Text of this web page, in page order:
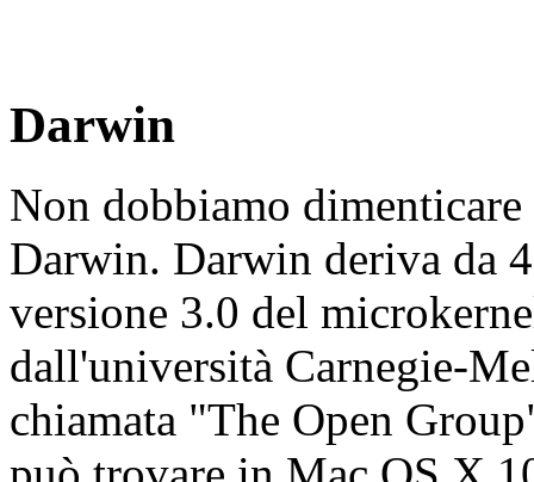
Darwin
Non dobbiamo
Darwin. Darwin deriva da
versione 3.0 del
dall'università Carnegie-
chiamata "The Open